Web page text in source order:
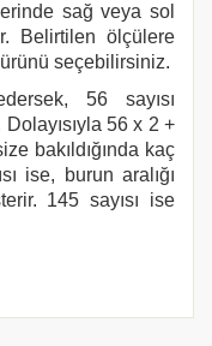
sağ veya sol
Belirtilen ölçülere
seçebilirsiniz.
56 sayısı
56 x 2 +
bakıldığında kaç
ise, burun aralığı
145 sayısı ise